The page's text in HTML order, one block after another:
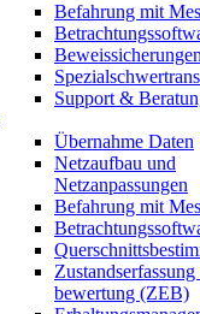
Befahrung mit
Support &
Übernahme Daten
Netzaufbau und
Netzanpassungen
Befahrung mit
bewertung (ZEB)